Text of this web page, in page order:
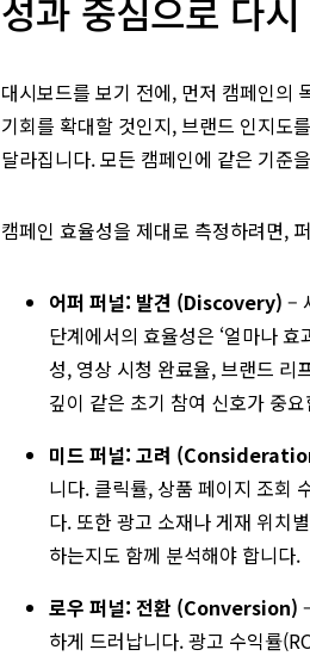
성과 중심으로 다
대시보드를 보기 전에, 먼저 캠페인의
기회를 확대할 것인지, 브랜드 인지도
달라집니다. 모든 캠페인에 같은 기준
캠페인 효율성을 제대로 측정하려면,
어퍼 퍼널: 발견 (Discovery) –
단계에서의 효율성은 ‘얼마나
성, 영상 시청 완료율, 브랜드 리
깊이 같은 초기 참여 신호가 중
미드 퍼널: 고려
니다. 클릭률, 상품 페이지 조회
다. 또한 광고 소재나 게재 위치
하는지도 함께 분석해야 합니다.
로우 퍼널: 전환 (Conversion)
하게 드러납니다. 광고 수익률